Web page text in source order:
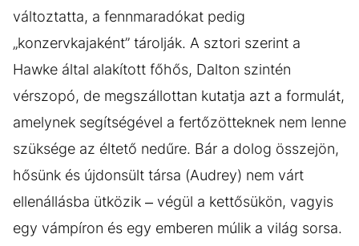
változtatta, a fennmaradókat pedig
„konzervkajaként” tárolják. A sztori szerint a
Hawke által alakított főhős, Dalton szintén
vérszopó, de megszállottan kutatja azt a formulát,
amelynek segítségével a fertőzötteknek nem lenne
szüksége az éltető nedűre. Bár a dolog összejön,
hősünk és újdonsült társa (Audrey) nem várt
ellenállásba ütközik – végül a kettősükön, vagyis
egy vámpíron és egy emberen múlik a világ sorsa.